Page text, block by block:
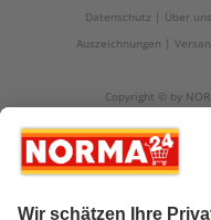
Datenschutz
Über uns
Auszeichnungen
Copyright © by